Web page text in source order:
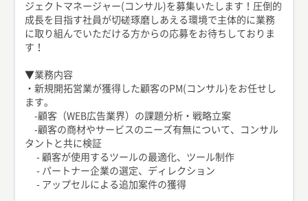
ジェクトマネージャー(コンサル)を募集いたします！圧倒的
成長を目指す社員が切磋琢磨しあえる環境で主体的に業務
に取り組んでいただける方からの応募をお待ちしておりま
す！
▼業務内容
・新規開拓営業が獲得した顧客のPM(コンサル)をお任せし
ます。
-顧客（WEB広告業界）の課題分析・戦略立案
-顧客の商材やサービスのニーズ有無について、コンサル
タントと共に検証
- 顧客が使用するツールの最適化、ツール制作
- パートナー企業の選定、ディレクション
- アップセルによる追加案件の獲得